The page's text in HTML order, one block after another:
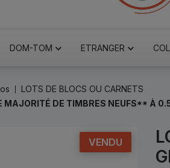
DOM-TOM ETRANGER
LOTS DE BLOCS OU CARNETS
MAJORITÉ DE TIMBRES NEUFS** À
VENDU